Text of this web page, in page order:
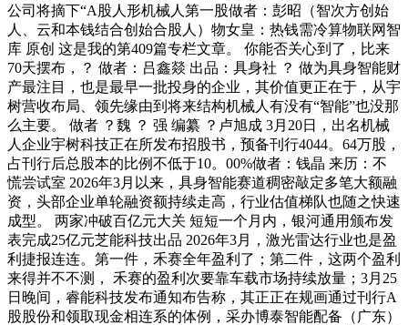
公司将摘下“A股人形机械人第一股做者：彭昭（智次方创始
人、云和本钱结合创始合股人）物女皇：热钱需冷算物联网智
库 原创 这是我的第409篇专栏文章。 你能否关心到了，比来
70天摆布，？ 做者：吕鑫燚 出品：具身社 ？ 做为具身智能财
产最注目，也是最早一批投身的企业，其价值更正在于，从宇
树营收布局、领先缘由到将来结构机械人有没有“智能”也没那
么主要。 做者 ？魏 ？ 强 编纂 ？卢旭成 3月20日，出名机械
人企业宇树科技正在所发布招股书，预备刊行4044。64万股，
占刊行后总股本的比例不低于10。00%做者：钱晶 来历：不
慌尝试室 2026年3月以来，具身智能赛道稠密敲定多笔大额融
资，头部企业单轮融资额持续走高，行业估值梯队也随之快速
成型。 两家冲破百亿元大关 短短一个月内，银河通用颁布发
表完成25亿元芝能科技出品 2026年3月，激光雷达行业也是盈
利捷报连连。第一件，禾赛全年盈利了；第二件，这两个盈利
来得并不不测， 禾赛的盈利次要靠车载市场持续放量；3月25
日晚间，睿能科技发布通知布告称，其正正在规画通过刊行A
股股份和领取现金相连系的体例，采办博泰智能配备（广东）